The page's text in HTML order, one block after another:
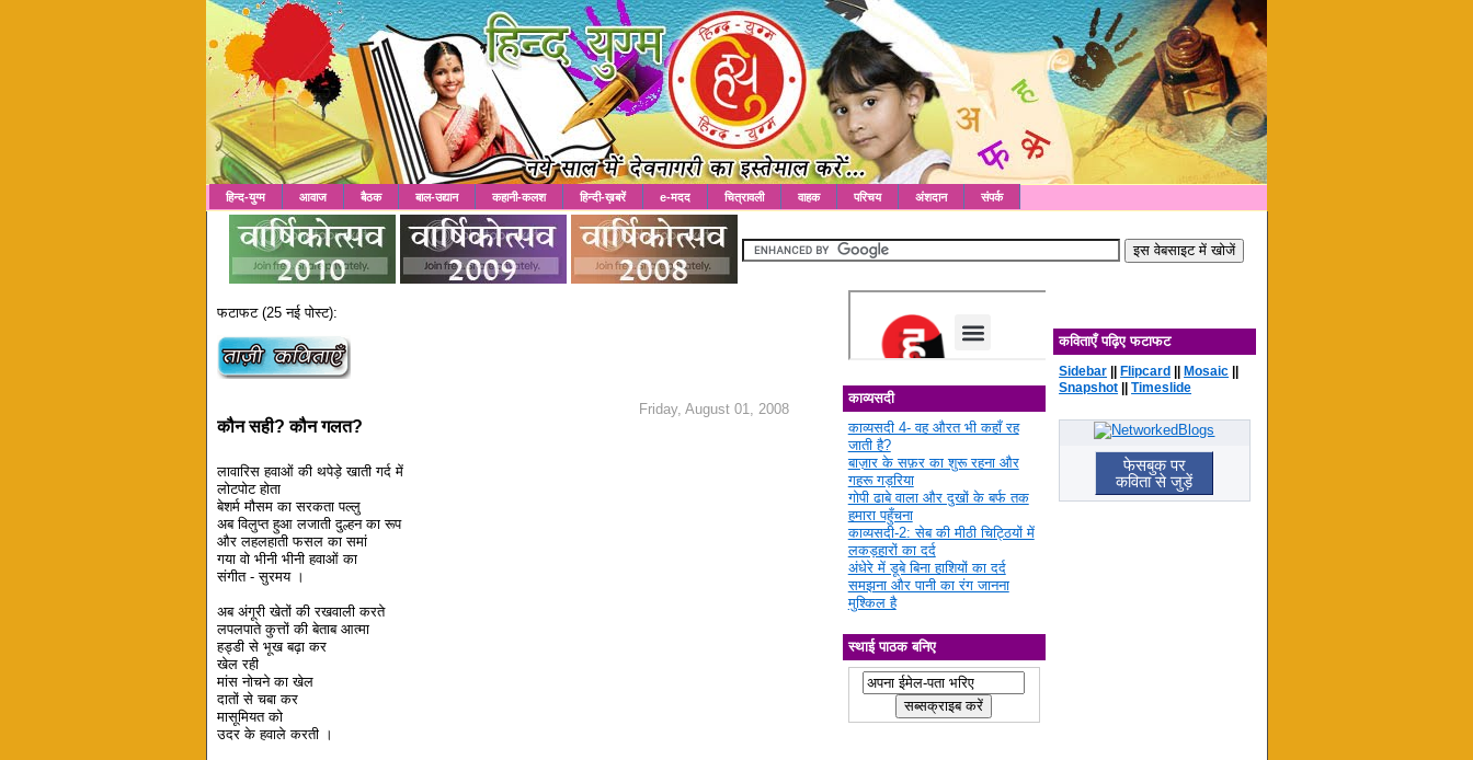
हिन्द-युग्म आवाज बैठक बाल-उद्यान कहानी-कलश हिन्दी-ख़बरें e-मदद चित्रावली वाहक परिचय अंशदान संपर्क
फटाफट (25 नई पोस्ट):
Friday, August 01, 2008
कौन सही? कौन गलत?
लावारिस हवाओं की थपेड़े खाती गर्द में
लोटपोट होता
बेशर्म मौसम का सरकता पल्लु
अब विलुप्त हुआ लजाती दुल्हन का रूप
और लहलहाती फसल का समां
गया वो भीनी भीनी हवाओं का
संगीत - सुरमय ।
अब अंगूरी खेतों की रखवाली करते
लपलपाते कुत्तों की बेताब आत्मा
हड्डी से भूख बढ़ा कर
खेल रही
मांस नोचने का खेल
दातों से चबा कर
मासूमियत को
उदर के हवाले करती ।
काव्यसदी
काव्यसदी 4- वह औरत भी कहाँ रह
जाती है?
बाज़ार के सफ़र का शुरू रहना और
गहरू गड़रिया
गोपी ढाबे वाला और दुखों के बर्फ तक
हमारा पहुँचना
काव्यसदी-2: सेब की मीठी चिट्ठियों में
लकड़हारों का दर्द
अंधेरे में डूबे बिना हाशियों का दर्द
समझना और पानी का रंग जानना
मुश्किल है
स्थाई पाठक बनिए
कविताएँ पढ़िए फटाफट
Sidebar ||Flipcard ||Mosaic ||
Snapshot ||Timeslide
फेसबुक पर
कविता से जुड़ें